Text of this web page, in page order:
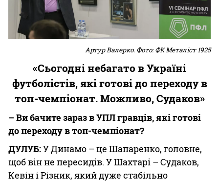
Артур Валерко. Фото: ФК Металіст 1925
«Сьогодні небагато в Україні
футболістів, які готові до переходу в
топ-чемпіонат. Можливо, Судаков»
– Ви бачите зараз в УПЛ гравців, які готові
до переходу в топ-чемпіонат?
ДУЛУБ:У Динамо – це Шапаренко, головне,
щоб він не пересидів. У Шахтарі – Судаков,
Кевін і Різник, який дуже стабільно